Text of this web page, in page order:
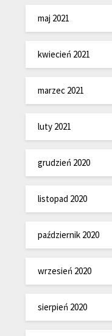
maj 2021
kwiecień 2021
marzec 2021
luty 2021
grudzień 2020
listopad 2020
październik 2020
wrzesień 2020
sierpień 2020